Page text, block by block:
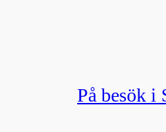
På besök i